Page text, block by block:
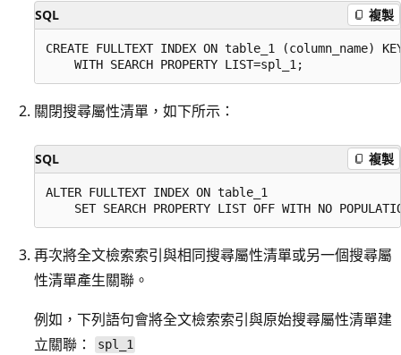
SQL 複製
CREATE FULLTEXT INDEX ON table_1 (column_name)
關閉搜尋屬性清單，如下所示：
SQL 複製
ALTER FULLTEXT INDEX ON table_1
再次將全文檢索索引與相同搜尋屬性清單或另一個搜尋屬
性清單產生關聯。
例如，下列語句會將全文檢索索引與原始搜尋屬性清單建
立關聯：
spl_1